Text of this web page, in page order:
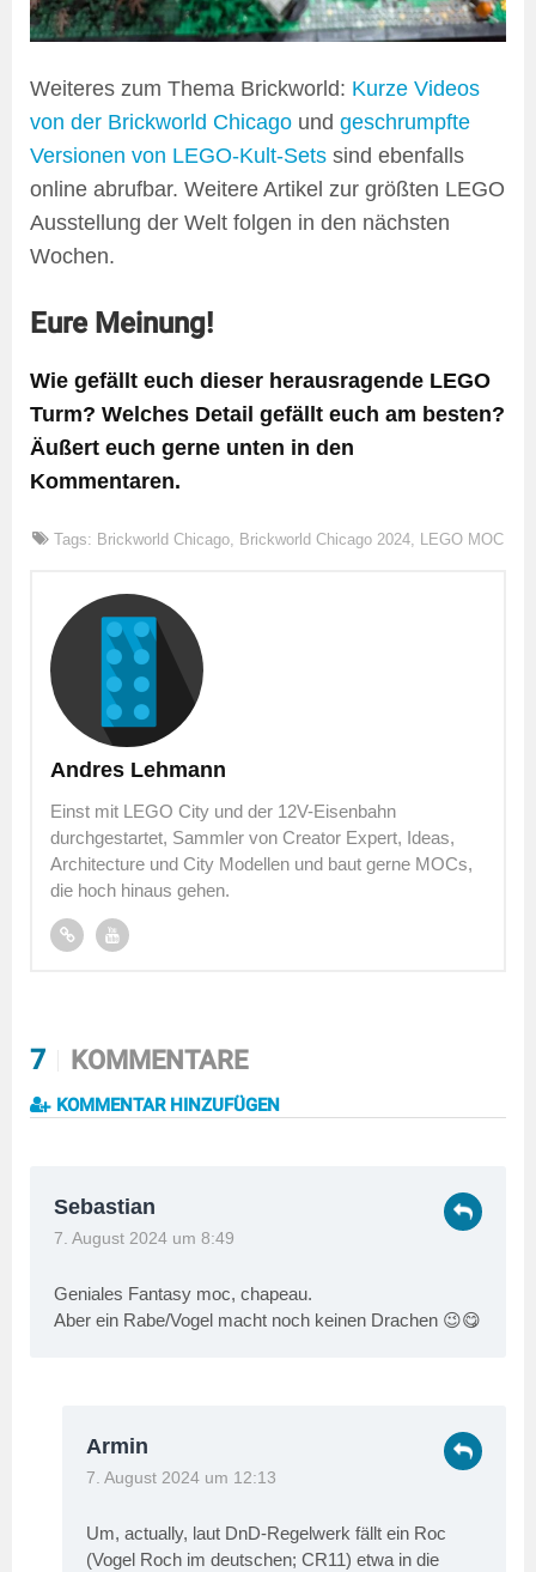
Weiteres zum Thema Brickworld: Kurze Videos
von der Brickworld Chicago und geschrumpfte
Versionen von LEGO-Kult-Sets sind ebenfalls
online abrufbar. Weitere Artikel zur größten LEGO
Ausstellung der Welt folgen in den nächsten
Wochen.
Eure Meinung!
Wie gefällt euch dieser herausragende LEGO
Turm? Welches Detail gefällt euch am besten?
Äußert euch gerne unten in den
Kommentaren.
Tags: Brickworld Chicago, Brickworld Chicago 2024, LEGO MOC
Andres Lehmann
Einst mit LEGO City und der 12V-Eisenbahn
durchgestartet, Sammler von Creator Expert, Ideas,
Architecture und City Modellen und baut gerne MOCs,
die hoch hinaus gehen.
7 KOMMENTARE
KOMMENTAR HINZUFÜGEN
Sebastian
7. August 2024 um 8:49
Geniales Fantasy moc, chapeau.
Aber ein Rabe/Vogel macht noch keinen Drachen 😉😋
Armin
7. August 2024 um 12:13
Um, actually, laut DnD-Regelwerk fällt ein Roc
(Vogel Roch im deutschen; CR11) etwa in die